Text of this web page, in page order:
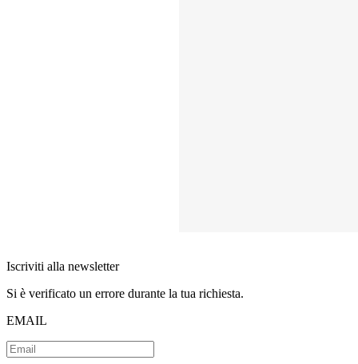
Iscriviti alla newsletter
Si è verificato un errore durante la tua richiesta.
EMAIL